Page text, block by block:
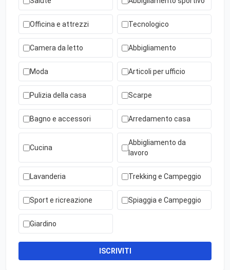
Officina e attrezzi Tecnologico
Camera da letto Abbigliamento
Moda Articoli per ufficio
Pulizia della casa Scarpe
Bagno e accessori Arredamento casa
Cucina
Abbigliamento da
lavoro
Lavanderia Trekking e Campeggio
Sport e ricreazione Spiaggia e Campeggio
Giardino
ISCRIVITI